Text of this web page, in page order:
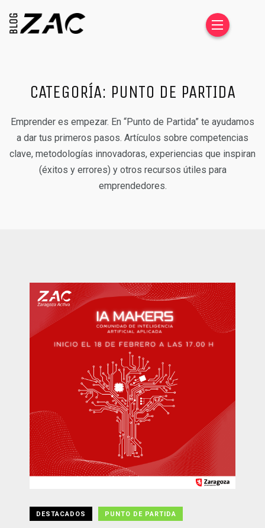
CATEGORÍA: PUNTO DE PARTIDA
Emprender es empezar. En “Punto de Partida” te ayudamos
a dar tus primeros pasos. Artículos sobre competencias
clave, metodologías innovadoras, experiencias que inspiran
(éxitos y errores) y otros recursos útiles para
emprendedores.
DESTACADOS PUNTO DE PARTIDA